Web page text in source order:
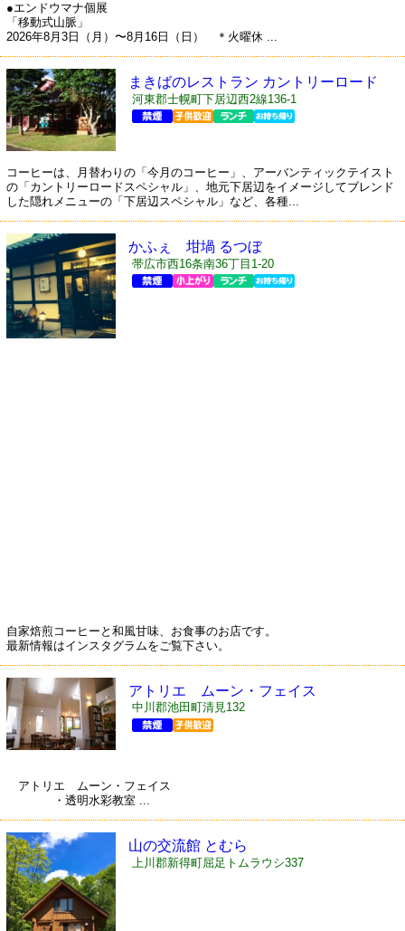
●エンドウマナ個展
「移動式山脈」
2026年8月3日（月）〜8月16日（日） ＊火曜休 ...
まきばのレストラン カントリーロード
河東郡士幌町下居辺西2線136-1
コーヒーは、月替わりの「今月のコーヒー」、アーバンティックテイスト
の「カントリーロードスペシャル」、地元下居辺をイメージしてブレンド
した隠れメニューの「下居辺スペシャル」など、各種...
かふぇ 坩堝 るつぼ
帯広市西16条南36丁目1-20
自家焙煎コーヒーと和風甘味、お食事のお店です。
最新情報はインスタグラムをご覧下さい。
アトリエ ムーン・フェイス
中川郡池田町清見132
アトリエ ムーン・フェイス
・透明水彩教室 ...
山の交流館 とむら
上川郡新得町屈足トムラウシ337